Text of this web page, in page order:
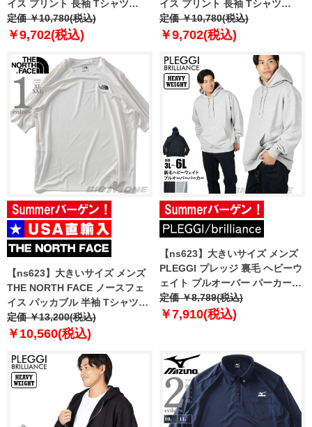
イス プリント 長袖 Tシャツ
SIMPLE DOME TEE USA直輸入
nf0a87qn-fn4
定価 ￥10,780(税込)
￥9,702(税込)
イス プリント 長袖 Tシャツ
SIMPLE DOME TEE USA直輸入
nf0a87qn-jk3
定価 ￥10,780(税込)
￥9,702(税込)
【ns623】大きいサイズ メンズ
THE NORTH FACE ノースフェ
イス パッカブル 半袖 Tシャツ
PACKABLE SS TEE USA直輸入
nf0a883m-qli
定価 ￥13,200(税込)
￥10,560(税込)
【ns623】大きいサイズ メンズ
PLEGGI プレッジ 裏毛 ヘビーウ
ェイト プルオーバー パーカー
65-78572-2 【t2503】
定価 ￥8,789(税込)
￥7,910(税込)